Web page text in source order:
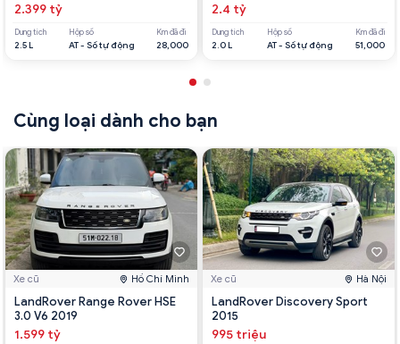
2.399 tỷ
Dung tích
2.5 L
Hộp số
AT - Số tự động
Km đã đi
28,000
2.4 tỷ
Dung tích
2.0 L
Hộp số
AT - Số tự động
Km đã đi
51,000
Cùng loại dành cho bạn
Xe cũ Hồ Chí Minh
LandRover Range Rover HSE
3.0 V6 2019
1.599 tỷ
Xe cũ Hà Nội
LandRover Discovery Sport
2015
995 triệu